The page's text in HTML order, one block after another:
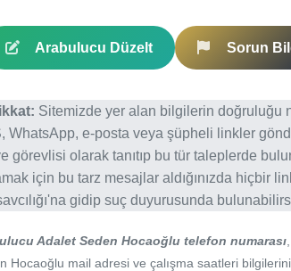
Arabulucu Düzelt Sorun
Sitemizde yer alan bilgilerin doğruluğu
WhatsApp, e-posta veya şüpheli linkler
görevlisi olarak tanıtıp bu tür taleplerde
için bu tarz mesajlar aldığınızda hiçbir
gidip suç duyurusunda
Adalet Seden Hocaoğlu telefon numarası
Hocaoğlu mail adresi ve çalışma saatleri